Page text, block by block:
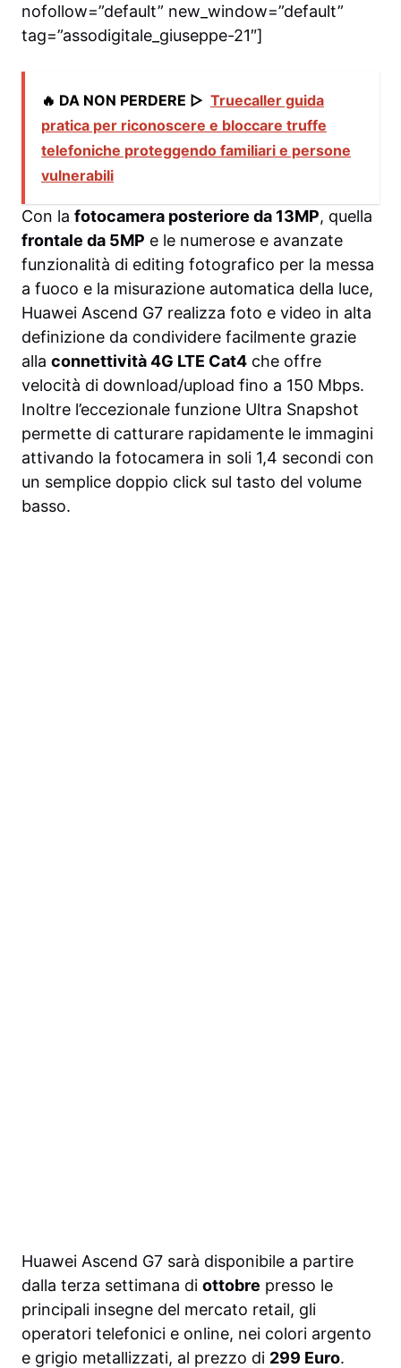
nofollow=”default” new_window=”default”
tag=”assodigitale_giuseppe-21″]
🔥 DA NON PERDERE ▷ Truecaller guida
pratica per riconoscere e bloccare truffe
telefoniche proteggendo familiari e persone
vulnerabili
Con la fotocamera posteriore da 13MP, quella
frontale da 5MP e le numerose e avanzate
funzionalità di editing fotografico per la messa
a fuoco e la misurazione automatica della luce,
Huawei Ascend G7 realizza foto e video in alta
definizione da condividere facilmente grazie
alla connettività 4G LTE Cat4 che offre
velocità di download/upload fino a 150 Mbps.
Inoltre l’eccezionale funzione Ultra Snapshot
permette di catturare rapidamente le immagini
attivando la fotocamera in soli 1,4 secondi con
un semplice doppio click sul tasto del volume
basso.
Huawei Ascend G7 sarà disponibile a partire
dalla terza settimana di ottobre presso le
principali insegne del mercato retail, gli
operatori telefonici e online, nei colori argento
e grigio metallizzati, al prezzo di 299 Euro.